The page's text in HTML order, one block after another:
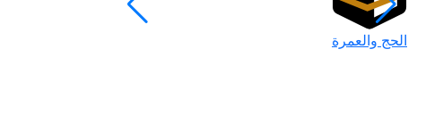
الحج والعمرة